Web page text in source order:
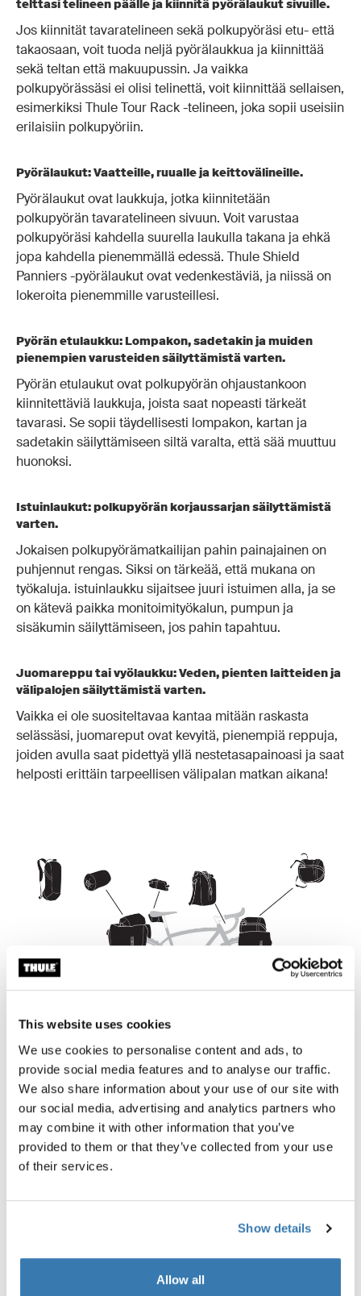
This website uses cookies
We use cookies to personalise content and ads, to
provide social media features and to analyse our traffic.
We also share information about your use of our site with
our social media, advertising and analytics partners who
may combine it with other information that you’ve
provided to them or that they’ve collected from your use
of their services.
Show details
Allow all
telttasi telineen päälle ja kiinnitä pyörälaukut sivuille.
Jos kiinnität tavaratelineen sekä polkupyöräsi etu- että
takaosaan, voit tuoda neljä pyörälaukkua ja kiinnittää
sekä teltan että makuupussin. Ja vaikka
polkupyörässäsi ei olisi telinettä, voit kiinnittää sellaisen,
esimerkiksi Thule Tour Rack -telineen, joka sopii useisiin
erilaisiin polkupyöriin.
Pyörälaukut: Vaatteille, ruualle ja keittovälineille.
Pyörälaukut ovat laukkuja, jotka kiinnitetään
polkupyörän tavaratelineen sivuun. Voit varustaa
polkupyöräsi kahdella suurella laukulla takana ja ehkä
jopa kahdella pienemmällä edessä. Thule Shield
Panniers -pyörälaukut ovat vedenkestäviä, ja niissä on
lokeroita pienemmille varusteillesi.
Pyörän etulaukku: Lompakon, sadetakin ja muiden
pienempien varusteiden säilyttämistä varten.
Pyörän etulaukut ovat polkupyörän ohjaustankoon
kiinnitettäviä laukkuja, joista saat nopeasti tärkeät
tavarasi. Se sopii täydellisesti lompakon, kartan ja
sadetakin säilyttämiseen siltä varalta, että sää muuttuu
huonoksi.
Istuinlaukut: polkupyörän korjaussarjan säilyttämistä
varten.
Jokaisen polkupyörämatkailijan pahin painajainen on
puhjennut rengas. Siksi on tärkeää, että mukana on
työkaluja. istuinlaukku sijaitsee juuri istuimen alla, ja se
on kätevä paikka monitoimityökalun, pumpun ja
sisäkumin säilyttämiseen, jos pahin tapahtuu.
Juomareppu tai vyölaukku: Veden, pienten laitteiden ja
välipalojen säilyttämistä varten.
Vaikka ei ole suositeltavaa kantaa mitään raskasta
selässäsi, juomareput ovat kevyitä, pienempiä reppuja,
joiden avulla saat pidettyä yllä nestetasapainoasi ja saat
helposti erittäin tarpeellisen välipalan matkan aikana!
(Aseta makuupussisi takatavaratelineen tasolle ja
telttasi edessä olevan tavaratelineen tason päälle. Kun
sinulla on lisäksi neljä polkupyörälaukkua, istuimeen
kiinnitettävä laukku ja pyöräilyreppu, sinulla on
vaatteita, ruokaa ja muut retkeilyvarusteet.
Toinen, vähemmän perinteinen tapa, pakata